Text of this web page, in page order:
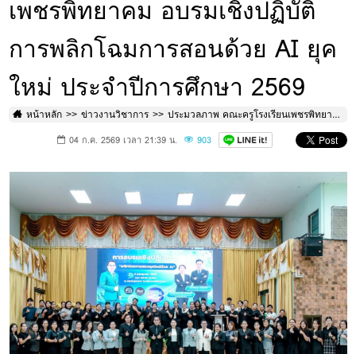
เพชรพิทยาคม อบรมเชิงปฏิบัติ
การพลิกโฉมการสอนด้วย AI ยุค
ใหม่ ประจำปีการศึกษา 2569
หน้าหลัก ข่าวงานวิชาการ ประมวลภาพ คณะครูโรงเรียนเพชรพิทยาคม อบรมเชิงปฏิบัติการพลิกโฉมการสอนด้วย AI ยุคใหม่ ประจำปีการศึกษา 2569
04 ก.ค. 2569 เวลา 21:39 น. 903